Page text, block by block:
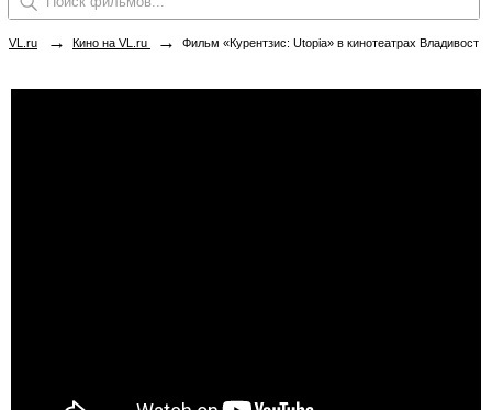
VL.ru → Кино на VL.ru → Фильм «Курентзис: Utopia» в кинотеатрах Владивостока. Купить билеты!